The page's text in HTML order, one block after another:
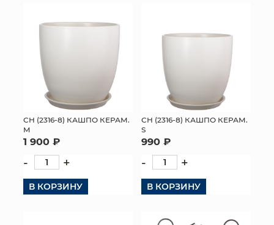
СН (2316-8) КАШПО КЕРАМ.
M
1 900 ₽
- +
В КОРЗИНУ
СН (2316-8) КАШПО КЕРАМ.
S
990 ₽
- +
В КОРЗИНУ